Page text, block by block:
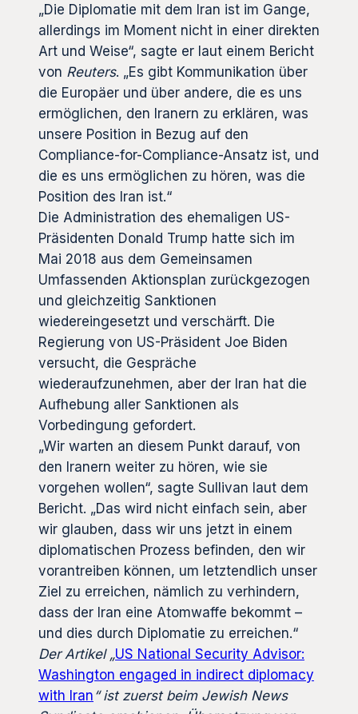
„Die Diplomatie mit dem Iran ist im Gange,
allerdings im Moment nicht in einer direkten
Art und Weise“, sagte er laut einem Bericht
von Reuters. „Es gibt Kommunikation über
die Europäer und über andere, die es uns
ermöglichen, den Iranern zu erklären, was
unsere Position in Bezug auf den
Compliance-for-Compliance-Ansatz ist, und
die es uns ermöglichen zu hören, was die
Position des Iran ist.“
Die Administration des ehemaligen US-
Präsidenten Donald Trump hatte sich im
Mai 2018 aus dem Gemeinsamen
Umfassenden Aktionsplan zurückgezogen
und gleichzeitig Sanktionen
wiedereingesetzt und verschärft. Die
Regierung von US-Präsident Joe Biden
versucht, die Gespräche
wiederaufzunehmen, aber der Iran hat die
Aufhebung aller Sanktionen als
Vorbedingung gefordert.
„Wir warten an diesem Punkt darauf, von
den Iranern weiter zu hören, wie sie
vorgehen wollen“, sagte Sullivan laut dem
Bericht. „Das wird nicht einfach sein, aber
wir glauben, dass wir uns jetzt in einem
diplomatischen Prozess befinden, den wir
vorantreiben können, um letztendlich unser
Ziel zu erreichen, nämlich zu verhindern,
dass der Iran eine Atomwaffe bekommt –
und dies durch Diplomatie zu erreichen.“
Der Artikel „US National Security Advisor:
Washington engaged in indirect diplomacy
with Iran “ ist zuerst beim Jewish News